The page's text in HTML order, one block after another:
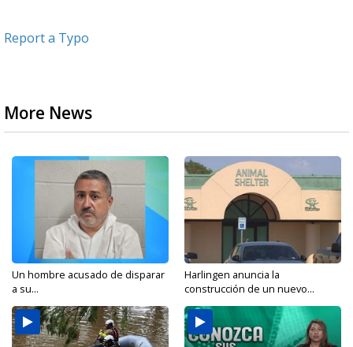
Report a Typo
More News
Un hombre acusado de disparar
a su...
Harlingen anuncia la
construcción de un nuevo...